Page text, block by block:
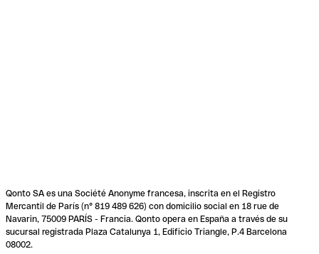
Qonto SA es una Société Anonyme francesa, inscrita en el Registro
Mercantil de París (n° 819 489 626) con domicilio social en 18 rue de
Navarin, 75009 PARÍS - Francia. Qonto opera en España a través de su
sucursal registrada Plaza Catalunya 1, Edificio Triangle, P.4 Barcelona
08002.